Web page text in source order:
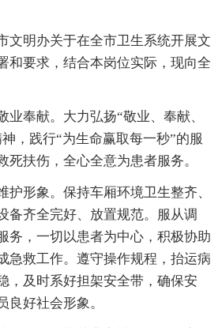
文明办关于在全市卫生系统开展文
和要求，结合本岗位实际，现向全
业奉献。大力弘扬“敬业、奉献、
，践行“为生命赢取每一秒”的服
死扶伤，全心全意为患者服务。
护形象。保持车厢环境卫生整齐、
备齐全完好、放置规范。服从调
务，一切以患者为中心，积极协助
急救工作。遵守操作规程，抬运病
，及时系好担架安全带，确保安
良好社会形象。